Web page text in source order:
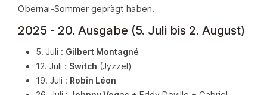
Obernai-Sommer geprägt haben.
2025 - 20. Ausgabe (5. Juli bis 2. August)
5. Juli : Gilbert Montagné
12. Juli : Switch (Jyzzel)
19. Juli : Robin Léon